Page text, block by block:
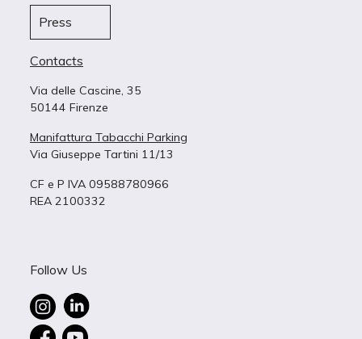
Press
Contacts
Via delle Cascine, 35
50144 Firenze
Manifattura Tabacchi Parking
Via Giuseppe Tartini 11/13
CF e P IVA 09588780966
REA 2100332
Follow Us